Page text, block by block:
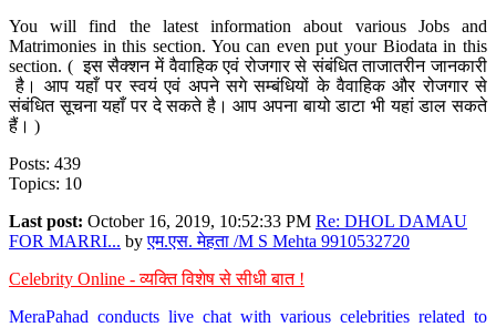
You will find the latest information about various Jobs and
Matrimonies in this section. You can even put your Biodata in this
section. ( इस सैक्शन में वैवाहिक एवं रोजगार से संबंधित ताजातरीन जानकारी
है। आप यहाँ पर स्वयं एवं अपने सगे सम्बंधियों के वैवाहिक और रोजगार से
संबंधित सूचना यहाँ पर दे सकते है। आप अपना बायो डाटा भी यहां डाल सकते
हैं। )
Posts: 439
Topics: 10
Last post: October 16, 2019, 10:52:33 PM Re: DHOL DAMAU
FOR MARRI... byएम.एस. मेहता /M S Mehta 9910532720
Celebrity Online - व्यक्ति विशेष से सीधी बात !
MeraPahad conducts live chat with various celebrities related to